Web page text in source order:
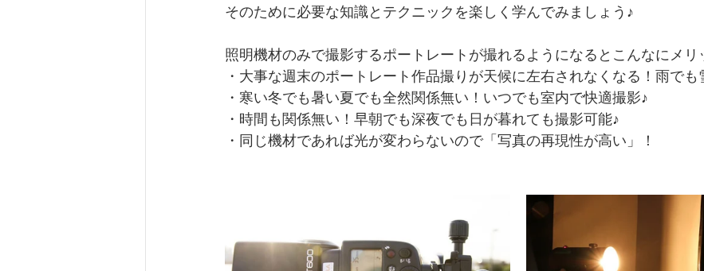
そのために必要な知識とテクニックを楽しく学んでみましょう♪
照明機材のみで撮影するポートレートが撮れるようになるとこんなにメリ
・大事な週末のポートレート作品撮りが天候に左右されなくなる！雨でも
・寒い冬でも暑い夏でも全然関係無い！いつでも室内で快適撮影♪
・時間も関係無い！早朝でも深夜でも日が暮れても撮影可能♪
・同じ機材であれば光が変わらないので「写真の再現性が高い」！